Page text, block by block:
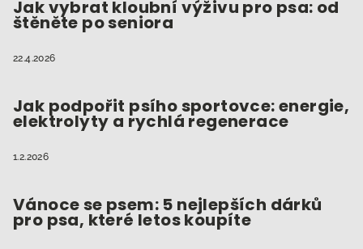
Jak vybrat kloubní výživu pro psa: od
štěněte po seniora
22.4.2026
Jak podpořit psího sportovce: energie,
elektrolyty a rychlá regenerace
1.2.2026
Vánoce se psem: 5 nejlepších dárků
pro psa, které letos koupíte